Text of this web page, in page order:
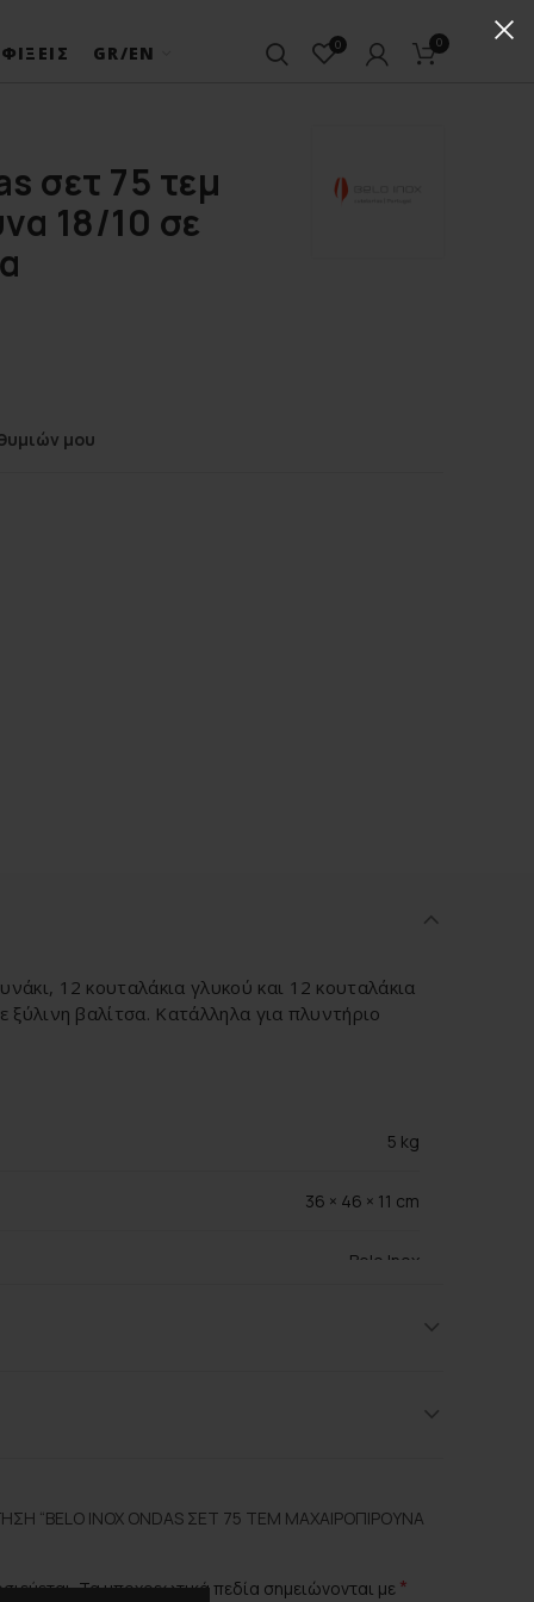
GR/EN 0 0
σετ 75 τεμ
18/10 σε
μου
12 κουταλάκια γλυκού και 12 κουταλάκια
βαλίτσα. Κατάλληλα για πλυντήριο
5 kg
36 × 46 × 11 cm
Belo Inox
“BELO INOX ONDAS ΣΕΤ 75 ΤΕΜ ΜΑΧΑΙΡΟΠΊΡΟΥΝΑ
Τα υποχρεωτικά πεδία σημειώνονται με *